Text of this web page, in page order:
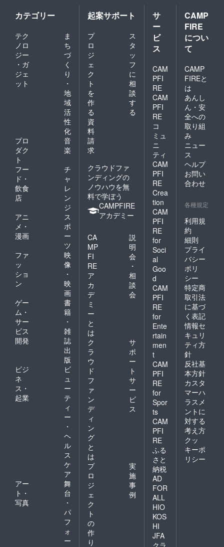
援者様
欄」の
最上部
に掲載
されま
す。 ・
ご希望
像、リ
ンクが
なけれ
ば「画
像な
し、リ
ンクな
し」の
ように
備考欄
にご記
載くだ
さい。
カテゴリー
テク
ノロ
ジー
・ガ
ジェ
ット
ま
ち
づ
く
り
・
地
域
活
性
化
プロ
ダク
ト
音
楽
フー
ド・
飲食
店
チ
ャ
レ
ン
ジ
アニ
メ・
漫画
ス
ポ
ー
ツ
ファ
ッ
ショ
ン
映
像
・
映
画
ゲー
ム・
サー
ビス
開発
書
籍
・
雑
誌
出
版
ビジ
ネ
ス・
起業
ビ
ュ
ー
テ
ィ
ー
・
ヘ
ル
ス
ケ
ア
アー
ト・
写真
舞
台
・
パ
フ
ォ
ー
起案サポート
プ
ロ
ジ
ェ
ク
ト
を
作
る
ス
タ
ッ
フ
に
相
談
す
る
資
料
請
求
クラウドファ
ンディングの
ノウハウを無
料で学ぼう
CAMPFIRE
アカデミー
CA
MP
FI
RE
ア
カ
デ
ミ
ー
と
は
説
明
会
・
相
談
会
ク
ラ
ウ
ド
フ
ァ
ン
デ
ィ
ン
グ
と
は
サ
ポ
ー
ト
サ
ー
ビ
ス
プ
ロ
ジ
ェ
ク
ト
の
作
り
実
施
事
例
サ
ー
ビ
ス
CAM
PFI
RE
CAM
PFI
RE
コ
ミュ
ニ
ティ
CAM
PFI
RE
Crea
tion
CAM
PFI
RE
for
Soci
al
Goo
d
CAM
PFI
RE
for
Ente
rtain
men
t
CAM
PFI
RE
for
Spor
ts
CAM
PFI
RE
ふる
さと
納税
AD
FOR
ALL
HIO
KOS
HI
JFA
CAMP
FIRE
につい
て
CAMP
FIREと
は
あんし
ん・安
全への
取り組
み
ニュー
ス
ヘルプ
お問い
合わせ
各種規定
利用規
約
細則
プライ
バシー
ポリ
シー
特定商
取引法
に基づ
く表記
情報セ
キュリ
ティ方
針
反社基
本方針
カスタ
マーハ
ラスメ
ントに
対する
考え方
クッ
キーポ
リシー